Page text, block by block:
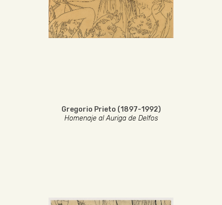
Gregorio Prieto (1897-1992)
Homenaje al Auriga de Delfos